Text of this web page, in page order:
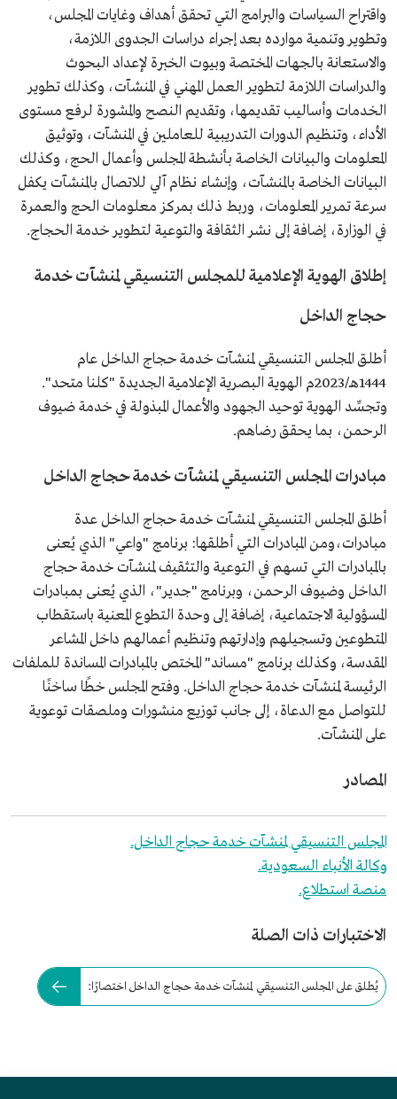
واقتراح السياسات والبرامج التي تحقق أهداف وغايات المجلس،
وتطوير وتنمية موارده بعد إجراء دراسات الجدوى اللازمة،
والاستعانة بالجهات المختصة وبيوت الخبرة لإعداد البحوث
والدراسات اللازمة لتطوير العمل المهني في المنشآت، وكذلك تطوير
الخدمات وأساليب تقديمها، وتقديم النصح والمشورة لرفع مستوى
الأداء، وتنظيم الدورات التدريبية للعاملين في المنشآت، وتوثيق
المعلومات والبيانات الخاصة بأنشطة المجلس وأعمال الحج، وكذلك
البيانات الخاصة بالمنشآت، وإنشاء نظام آلي للاتصال بالمنشآت يكفل
سرعة تمرير المعلومات، وربط ذلك بمركز معلومات الحج والعمرة
في الوزارة، إضافة إلى نشر الثقافة والتوعية لتطوير خدمة الحجاج.
إطلاق الهوية الإعلامية للمجلس التنسيقي لمنشآت خدمة
حجاج الداخل
أطلق المجلس التنسيقي لمنشآت خدمة حجاج الداخل عام
1444هـ/2023م الهوية البصرية الإعلامية الجديدة "كلنا متحد".
وتجسِّد الهوية توحيد الجهود والأعمال المبذولة في خدمة ضيوف
الرحمن، بما يحقق رضاهم.
مبادرات المجلس التنسيقي لمنشآت خدمة حجاج الداخل
أطلق المجلس التنسيقي لمنشآت خدمة حجاج الداخل عدة
مبادرات،ومن المبادرات التي أطلقها: برنامج "واعي" الذي يُعنى
بالمبادرات التي تسهم في التوعية والتثقيف لمنشآت خدمة حجاج
الداخل وضيوف الرحمن، وبرنامج "جدير"، الذي يُعنى بمبادرات
المسؤولية الاجتماعية، إضافة إلى وحدة التطوع المعنية باستقطاب
المتطوعين وتسجيلهم وإدارتهم وتنظيم أعمالهم داخل المشاعر
المقدسة، وكذلك برنامج "مساند" المختص بالمبادرات المساندة للملفات
الرئيسة لمنشآت خدمة حجاج الداخل. وفتح المجلس خطًا ساخنًا
للتواصل مع الدعاة، إلى جانب توزيع منشورات وملصقات توعوية
على المنشآت.
المصادر
المجلس التنسيقي لمنشآت خدمة حجاج الداخل.
وكالة الأنباء السعودية.
منصة استطلاع.
الاختبارات ذات الصلة
يُطلق على المجلس التنسيقي لمنشآت خدمة حجاج الداخل اختصارًا: